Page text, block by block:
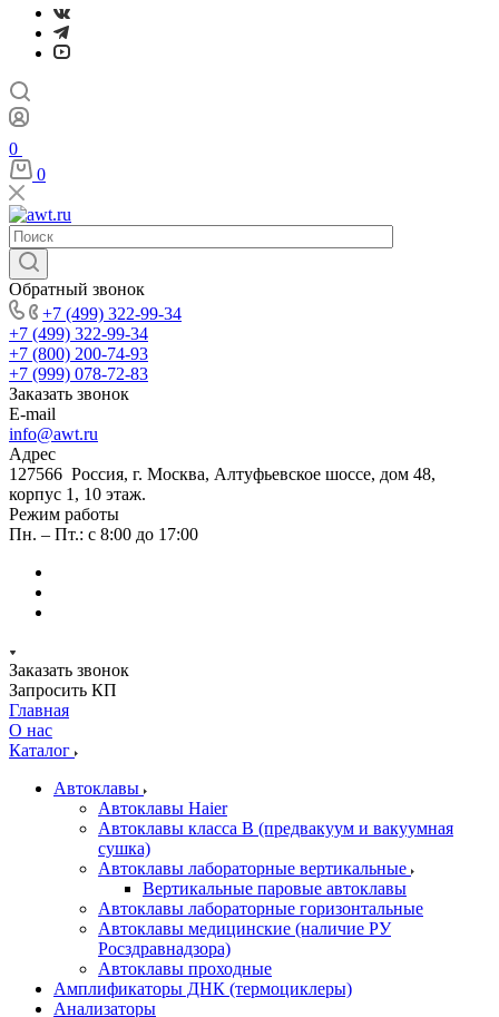
0
0
Обратный звонок
+7 (499) 322-99-34
+7 (499) 322-99-34
+7 (800) 200-74-93
+7 (999) 078-72-83
Заказать звонок
E-mail
info@awt.ru
Адрес
127566 Россия, г. Москва, Алтуфьевское шоссе, дом 48,
корпус 1, 10 этаж.
Режим работы
Пн. – Пт.: с 8:00 до 17:00
Заказать звонок
Запросить КП
Главная
О нас
Каталог
Автоклавы
Автоклавы Haier
Автоклавы класса B (предвакуум и вакуумная
сушка)
Автоклавы лабораторные вертикальные
Вертикальные паровые автоклавы
Автоклавы лабораторные горизонтальные
Автоклавы медицинские (наличие РУ
Росздравнадзора)
Автоклавы проходные
Амплификаторы ДНК (термоциклеры)
Анализаторы